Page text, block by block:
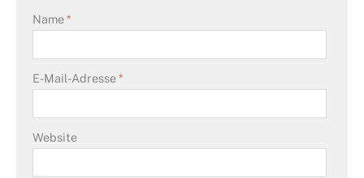
Name*
E-Mail-Adresse*
Website